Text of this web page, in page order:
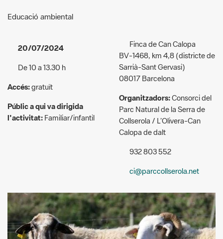
20/07/2024
Accés:gratuït
Públic a qui va dirigida
l'activitat:
Familiar/infantil
08017 Barcelona
Organitzadors:
Consorci del
Parc Natural de la Serra de
Calopa de dalt
932 803 552
ci@parccollserola.net